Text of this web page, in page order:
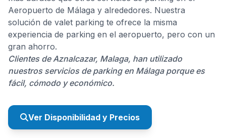
Aeropuerto de Málaga y alrededores. Nuestra
solución de valet parking te ofrece la misma
experiencia de parking en el aeropuerto, pero con un
gran ahorro.
Clientes de Aznalcazar, Malaga, han utilizado
nuestros servicios de parking en Málaga porque es
fácil, cómodo y económico.
Ver Disponibilidad y Precios